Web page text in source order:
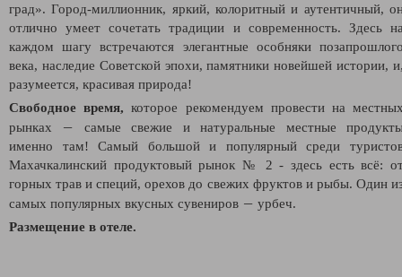
град». Город-миллионник, яркий, колоритный и аутентичный,
отлично умеет сочетать традиции и современность. Здесь
каждом шагу встречаются элегантные особняки
века, наследие Советской эпохи, памятники новейшей истории,
разумеется, красивая природа!
Свободное время,которое рекомендуем провести на
рынках — самые свежие и натуральные местные
именно там! Самый большой и популярный среди
Махачкалинский продуктовый рынок № 2 - здесь есть всё:
горных трав и специй, орехов до свежих фруктов и рыбы. Один
самых популярных вкусных сувениров — урбеч.
Размещение в отеле.